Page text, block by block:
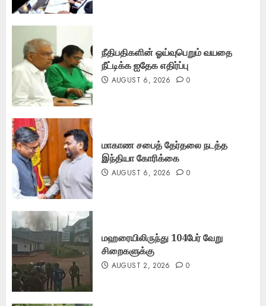
நீதிபதிகளின் ஓய்வுபெறும் வயதை
நீட்டிக்க ஐதேக எதிர்ப்பு
AUGUST 6, 2026 0
மாகாண சபைத் தேர்தலை நடத்த
இந்தியா கோரிக்கை
AUGUST 6, 2026 0
மஹரையிலிருந்து 104பேர் வேறு
சிறைகளுக்கு
AUGUST 2, 2026 0